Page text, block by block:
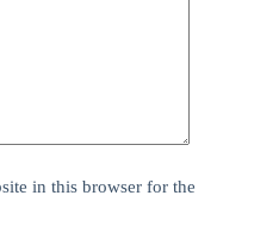
in this browser for the